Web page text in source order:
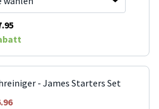
- James Starters Set